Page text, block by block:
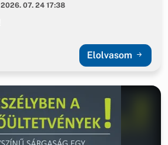
2026. 07. 24 17:38
Elolvasom